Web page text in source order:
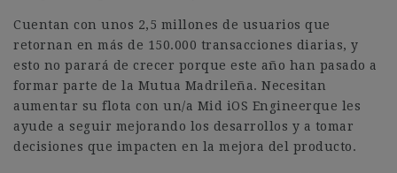
Cuentan con unos 2,5 millones de usuarios que
retornan en más de 150.000 transacciones diarias, y
esto no parará de crecer porque este año han pasado a
formar parte de la Mutua Madrileña. Necesitan
aumentar su flota con un/a Mid iOS Engineerque les
ayude a seguir mejorando los desarrollos y a tomar
decisiones que impacten en la mejora del producto.